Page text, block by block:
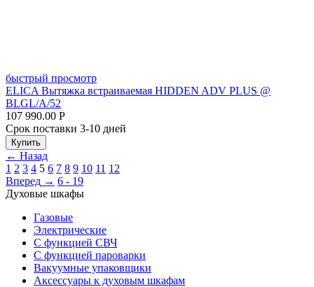
быстрый просмотр
ELICA Вытяжка встраиваемая HIDDEN ADV PLUS @
BLGL/A/52
107 990.00 Р
Срок поставки 3-10 дней
Купить
← Назад
1 2 3 4 5 6 7 8 9 10 11 12
Вперед → 6 - 19
Духовые шкафы
Газовые
Электрические
С функцией СВЧ
С функцией пароварки
Вакуумные упаковщики
Аксессуары к духовым шкафам